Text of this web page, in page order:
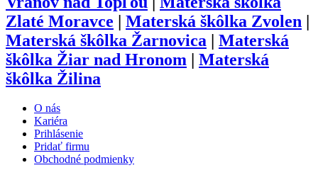
Zlaté Moravce | Materská škôlka Zvolen |
Materská škôlka Žarnovica | Materská
škôlka Žiar nad Hronom | Materská
škôlka Žilina
O nás
Kariéra
Prihlásenie
Pridať firmu
Obchodné podmienky